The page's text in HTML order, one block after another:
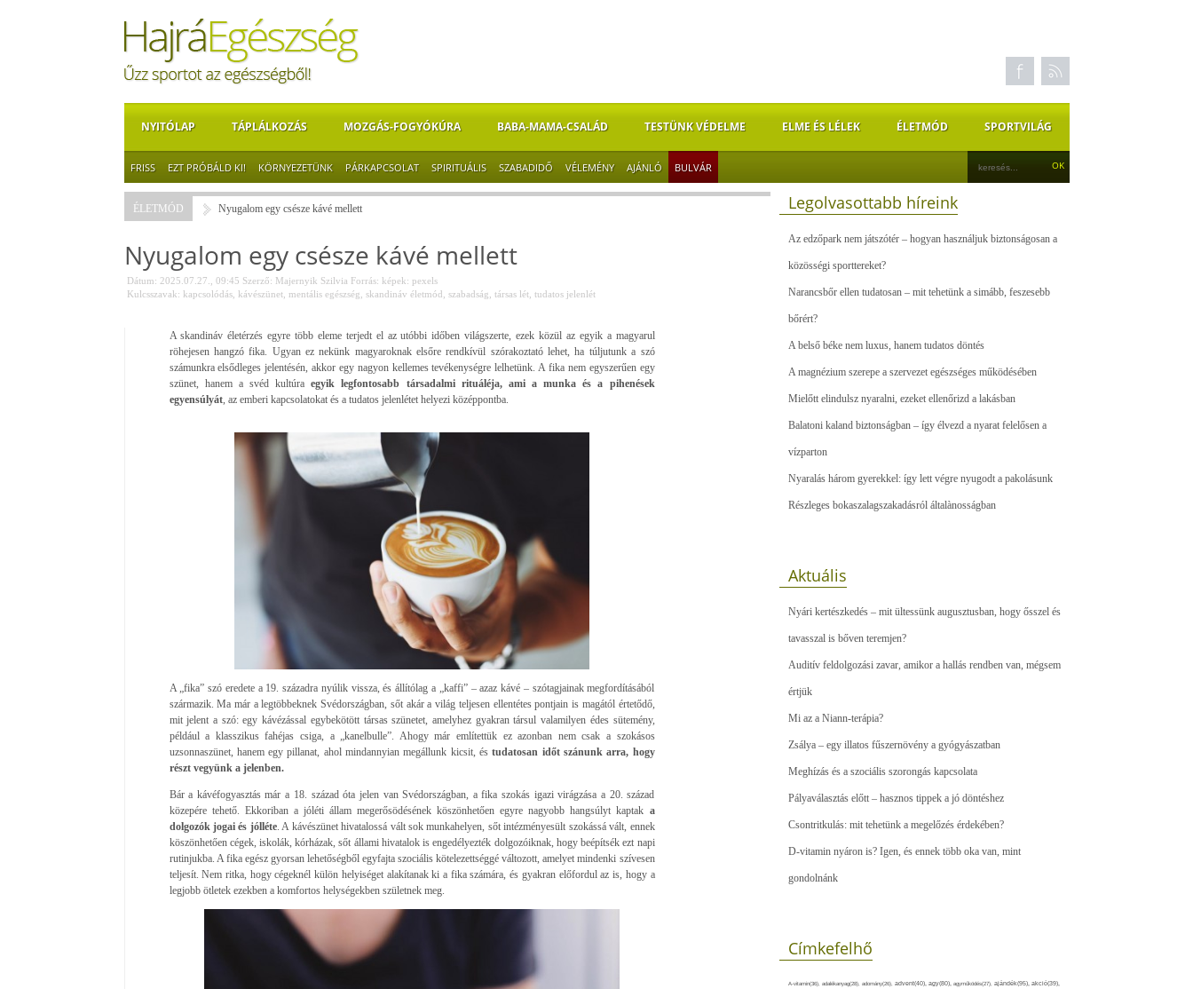
NYITÓLAP TÁPLÁLKOZÁS MOZGÁS-FOGYÓKÚRA BABA-MAMA-CSALÁD TESTÜNK VÉDELME ELME ÉS LÉLEK ÉLETMÓD SPORTVILÁG
FRISS EZT PRÓBÁLD KI! KÖRNYEZETÜNK PÁRKAPCSOLAT SPIRITUÁLIS SZABADIDŐ VÉLEMÉNY AJÁNLÓ BULVÁR
ÉLETMÓD Nyugalom egy csésze kávé mellett
Nyugalom egy csésze kávé mellett
Dátum: 2025.07.27., 09:45 Szerző: Majernyik Szilvia Forrás: képek: pexels
Kulcsszavak: kapcsolódás, kávészünet, mentális egészség skandináv életmód szabadság társas lét, tudatos jelenlét
A skandináv életérzés egyre több eleme terjedt el az utóbbi időben világszerte, ezek közül az egyik a magyarul
röhejesen hangzó fika. Ugyan ez nekünk magyaroknak elsőre rendkívül szórakoztató lehet, ha túljutunk a szó
számunkra elsődleges jelentésén, akkor egy nagyon kellemes tevékenységre lelhetünk. A fika nem egyszerűen egy
szünet, hanem a svéd kultúraegyik legfontosabb társadalmi rituáléja, ami a munka és a pihenések
egyensúlyát, az emberi kapcsolatokat és a tudatos jelenlétet helyezi középpontba.
A „fika” szó eredete a 19. századra nyúlik vissza, és állítólag a „kaffi” – azaz kávé – szótagjainak megfordításából
származik. Ma már a legtöbbeknek Svédországban, sőt akár a világ teljesen ellentétes pontjain is magától értetődő,
mit jelent a szó: egy kávézással egybekötött társas szünetet, amelyhez gyakran társul valamilyen édes sütemény,
például a klasszikus fahéjas csiga, a „kanelbulle”. Ahogy már említettük ez azonban nem csak a szokásos
uzsonnaszünet, hanem egy pillanat, ahol mindannyian megállunk kicsit, éstudatosan időt szánunk arra, hogy
részt vegyünk a jelenben.
Bár a kávéfogyasztás már a 18. század óta jelen van Svédországban, a fika szokás igazi virágzása a 20. század
közepére tehető. Ekkoriban a jóléti állam megerősödésének köszönhetően egyre nagyobb hangsúlyt kaptak a
dolgozók jogai és jólléte. A kávészünet hivatalossá vált sok munkahelyen, sőt intézményesült szokássá vált, ennek
köszönhetően cégek, iskolák, kórházak, sőt állami hivatalok is engedélyezték dolgozóiknak, hogy beépítsék ezt napi
rutinjukba. A fika egész gyorsan lehetőségből egyfajta szociális kötelezettséggé változott, amelyet mindenki szívesen
teljesít. Nem ritka, hogy cégeknél külön helyiséget alakítanak ki a fika számára, és gyakran előfordul az is, hogy a
legjobb ötletek ezekben a komfortos helységekben születnek meg.
Legolvasottabb híreink
Az edzőpark nem játszótér – hogyan használjuk biztonságosan a
közösségi sporttereket?
Narancsbőr ellen tudatosan – mit tehetünk a simább, feszesebb
bőrért?
A belső béke nem luxus, hanem tudatos döntés
A magnézium szerepe a szervezet egészséges működésében
Mielőtt elindulsz nyaralni, ezeket ellenőrizd a lakásban
Balatoni kaland biztonságban – így élvezd a nyarat felelősen a
vízparton
Nyaralás három gyerekkel: így lett végre nyugodt a pakolásunk
Részleges bokaszalagszakadásról általànosságban
Aktuális
Nyári kertészkedés – mit ültessünk augusztusban, hogy ősszel és
tavasszal is bőven teremjen?
Auditív feldolgozási zavar, amikor a hallás rendben van, mégsem
értjük
Mi az a Niann-terápia?
Zsálya – egy illatos fűszernövény a gyógyászatban
Meghízás és a szociális szorongás kapcsolata
Pályaválasztás előtt – hasznos tippek a jó döntéshez
Csontritkulás: mit tehetünk a megelőzés érdekében?
D-vitamin nyáron is? Igen, és ennek több oka van, mint
gondolnánk
Címkefelhő
A-vitamin(36), adalékanyag(28), adomány(26), advent(40), agy(80), agyműködés(27), ajándék(95), akció(39),